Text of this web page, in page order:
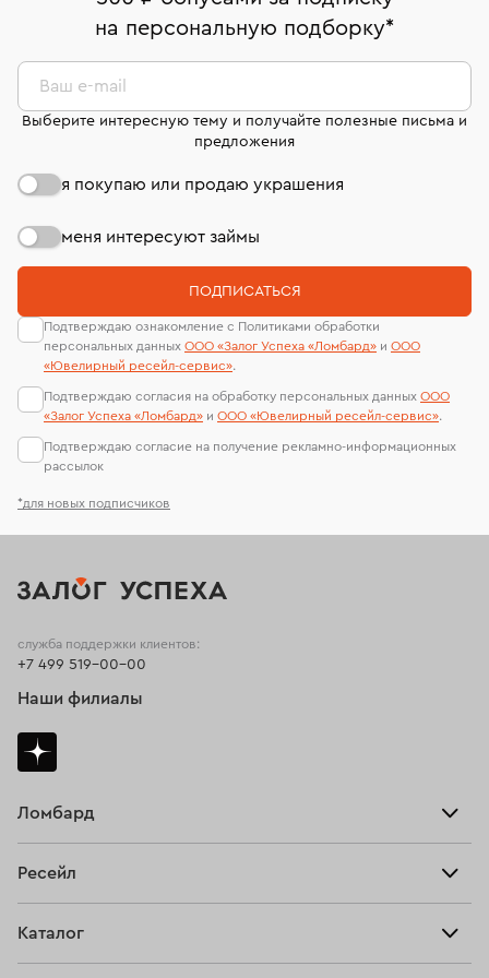
комиссионных украшений и часов смотрите на
странице«Возврат украшений»
Срок бронирования украшения при самовывозе из
Система быстрых платежей (по QR-коду)
В кредит от Т-Банка (до 50 000 руб., на 3–6 мес.)
На особо ценные изделия получены
сертификаты МГУ и других геммологических
лабораторий
на персональную подборку*
*для новых подписчиков
Ваш e-mail
Выберите интересную тему и получайте полезные письма и
предложения
я покупаю или продаю украшения
меня интересуют займы
ПОДПИСАТЬСЯ
Подтверждаю ознакомление с Политиками обработки
персональных данных ООО «Залог Успеха «Ломбард» и ООО
«Ювелирный ресейл-сервиc».
Подтверждаю согласия на обработку персональных данных ООО
«Залог Успеха «Ломбард» и ООО «Ювелирный ресейл-сервиc».
Подтверждаю согласие на получение рекламно-информационных
рассылок
Ломбард
Тарифы
Ресейл
Каталог
служба поддержки клиентов:
+7 499 519-00-00
Наши филиалы